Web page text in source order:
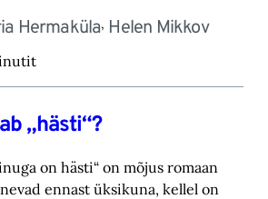
Hermaküla, Helen Mikkov
„hästi“?
on hästi“ on mõjus romaan
ennast üksikuna, ‎kellel on